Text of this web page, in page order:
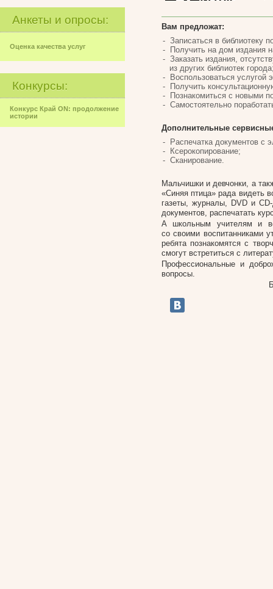
Анкеты и опросы:
Оценка качества услуг
Конкурсы:
Конкурс Край ON: продолжение
истории
Вам предложат:
Записаться в библиотеку
Получить на дом издания
Заказать издания,
из других библиотек
Воспользоваться услугой
Получить
Познакомиться с новыми
Самостоятельно
Дополнительные
Распечатка документов с
Ксерокопирование;
Сканирование.
Мальчишки и девчонки, а
«Синяя птица» рада видеть
газеты, журналы, DVD и
документов, распечатать
А школьным учителям и
со своими воспитанниками
ребята познакомятся с
смогут встретиться с
Профессиональные и
вопросы.